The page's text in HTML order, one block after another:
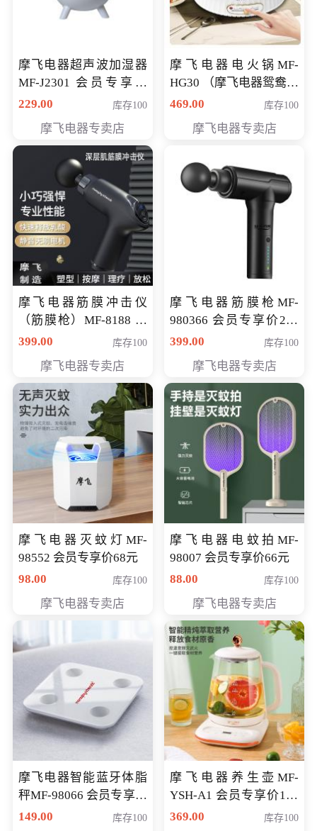
摩飞电器超声波加湿器
MF-J2301 会员专享价
168元
229.00 库存100
摩飞电器专卖店
摩飞电器电火锅MF-
HG30 （摩飞电器鸳鸯锅
MF-HG30 ） 会员专享价
469.00 库存100
摩飞电器专卖店
摩飞电器筋膜冲击仪
（筋膜枪）MF-8188 会
员专享价268元
399.00 库存100
摩飞电器专卖店
摩飞电器筋膜枪MF-
980366 会员专享价299
元
399.00 库存100
摩飞电器专卖店
摩飞电器灭蚊灯MF-
98552 会员专享价68元
98.00
库存100
摩飞电器专卖店
摩飞电器电蚊拍MF-
98007 会员专享价66元
88.00
库存100
摩飞电器专卖店
摩飞电器智能蓝牙体脂
秤MF-98066 会员专享价
98元
149.00 库存100
摩飞电器养生壶MF-
YSH-A1 会员专享价198
元
369.00 库存100